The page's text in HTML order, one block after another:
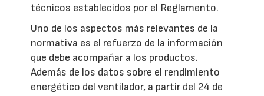
técnicos establecidos por el Reglamento.
Uno de los aspectos más relevantes de la
normativa es el refuerzo de la información
que debe acompañar a los productos.
Además de los datos sobre el rendimiento
energético del ventilador, a partir del 24 de